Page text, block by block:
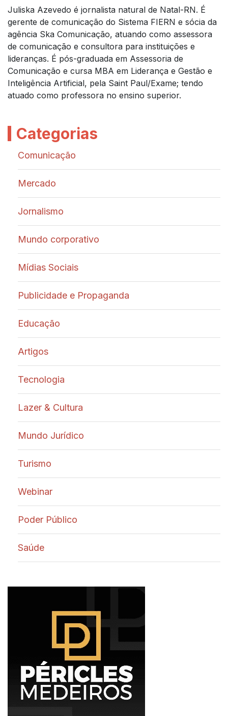
Juliska Azevedo é jornalista natural de Natal-RN. É
gerente de comunicação do Sistema FIERN e sócia da
agência Ska Comunicação, atuando como assessora
de comunicação e consultora para instituições e
lideranças. É pós-graduada em Assessoria de
Comunicação e cursa MBA em Liderança e Gestão e
Inteligência Artificial, pela Saint Paul/Exame; tendo
atuado como professora no ensino superior.
Categorias
Comunicação
Mercado
Jornalismo
Mundo corporativo
Mídias Sociais
Publicidade e Propaganda
Educação
Artigos
Tecnologia
Lazer & Cultura
Mundo Jurídico
Turismo
Webinar
Poder Público
Saúde